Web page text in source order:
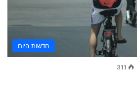
חדשות היום
311